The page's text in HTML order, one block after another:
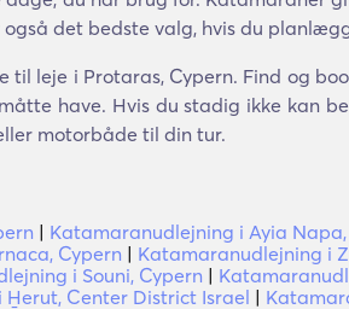
det bedste valg, hvis du
leje i Protaras, Cypern. Find og
have. Hvis du stadig ikke kan
motorbåde til din tur.
| Katamaranudlejning i Ayia
Cypern | Katamaranudlejning i
i Souni, Cypern |
Center District Israel |